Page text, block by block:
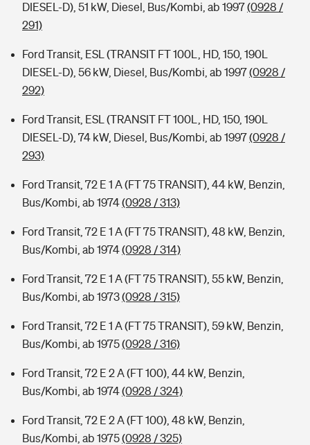
DIESEL-D), 51 kW, Diesel, Bus/Kombi, ab 1997(0928 /
291)
Ford Transit, ESL (TRANSIT FT 100L, HD, 150, 190L
DIESEL-D), 56 kW, Diesel, Bus/Kombi, ab 1997(0928 /
292)
Ford Transit, ESL (TRANSIT FT 100L, HD, 150, 190L
DIESEL-D), 74 kW, Diesel, Bus/Kombi, ab 1997(0928 /
293)
Ford Transit, 72 E 1 A (FT 75 TRANSIT), 44 kW, Benzin,
Bus/Kombi, ab 1974(0928 / 313)
Ford Transit, 72 E 1 A (FT 75 TRANSIT), 48 kW, Benzin,
Bus/Kombi, ab 1974(0928 / 314)
Ford Transit, 72 E 1 A (FT 75 TRANSIT), 55 kW, Benzin,
Bus/Kombi, ab 1973(0928 / 315)
Ford Transit, 72 E 1 A (FT 75 TRANSIT), 59 kW, Benzin,
Bus/Kombi, ab 1975(0928 / 316)
Ford Transit, 72 E 2 A (FT 100), 44 kW, Benzin,
Bus/Kombi, ab 1974(0928 / 324)
Ford Transit, 72 E 2 A (FT 100), 48 kW, Benzin,
Bus/Kombi, ab 1975(0928 / 325)